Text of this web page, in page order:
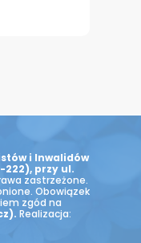
i Inwalidów
222), przy ul.
zastrzeżone.
Obowiązek
zgód na
. Realizacja: